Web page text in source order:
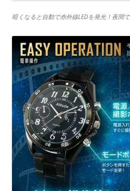
暗くなると自動で赤外線LEDを発光！夜間